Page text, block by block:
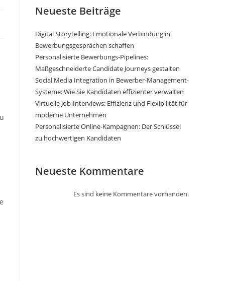
Neueste Beiträge
Digital Storytelling: Emotionale Verbindung in
Bewerbungsgesprächen schaffen
Personalisierte Bewerbungs-Pipelines:
Maßgeschneiderte Candidate Journeys gestalten
Social Media Integration in Bewerber-Management-
Systeme: Wie Sie Kandidaten effizienter verwalten
Virtuelle Job-Interviews: Effizienz und Flexibilität für
moderne Unternehmen
Personalisierte Online-Kampagnen: Der Schlüssel
zu hochwertigen Kandidaten
Neueste Kommentare
Es sind keine Kommentare vorhanden.